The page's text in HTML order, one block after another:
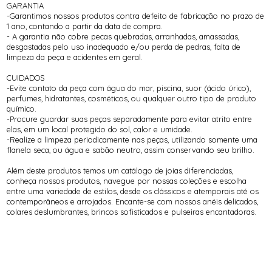
GARANTIA
-Garantimos nossos produtos contra defeito de fabricação no prazo de
1 ano, contando a partir da data de compra.
- A garantia não cobre pecas quebradas, arranhadas, amassadas,
desgastadas pelo uso inadequado e/ou perda de pedras, falta de
limpeza da peça e acidentes em geral.
CUIDADOS
-Evite contato da peça com água do mar, piscina, suor (ácido úrico),
perfumes, hidratantes, cosméticos, ou qualquer outro tipo de produto
químico.
-Procure guardar suas peças separadamente para evitar atrito entre
elas, em um local protegido do sol, calor e umidade.
-Realize a limpeza periodicamente nas peças, utilizando somente uma
flanela seca, ou água e sabão neutro, assim conservando seu brilho.
Além deste produtos temos um catálogo de joias diferenciadas,
conheça nossos produtos, navegue por nossas coleções e escolha
entre uma variedade de estilos, desde os clássicos e atemporais até os
contemporâneos e arrojados. Encante-se com nossos anéis delicados,
colares deslumbrantes, brincos sofisticados e pulseiras encantadoras.